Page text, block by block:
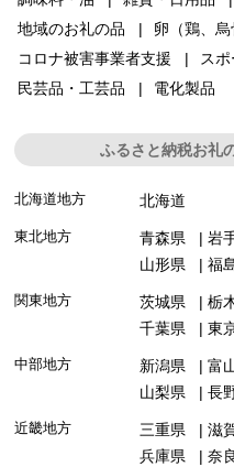
地域のお礼の品
卵（鶏、烏
コロナ被害事業者支援
ス
民芸品・工芸品
電化製品
ふるさと納税お礼
北海道地方 北海道
東北地方 青森県 岩
山形県
福
関東地方 茨城県 栃
千葉県
東
中部地方 新潟県 富
山梨県
長
近畿地方 三重県 滋
兵庫県
奈